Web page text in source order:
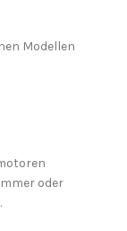
Modellen
oder